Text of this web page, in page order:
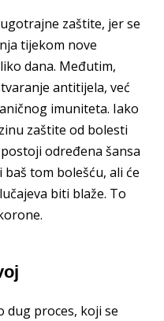
zaštite, jer se
tijekom nove
dana. Međutim,
antitijela, već
imuniteta. Iako
zaštite od bolesti
određena šansa
tom bolešću, ali će
biti blaže. To
dug proces, koji se